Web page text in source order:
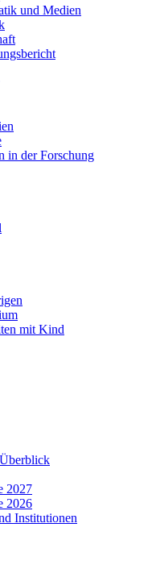
und Medien
in der Forschung
mit Kind
2027
2026
Institutionen